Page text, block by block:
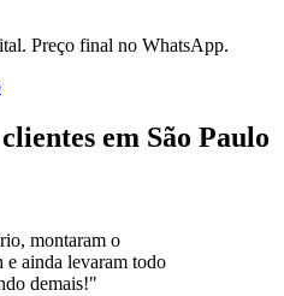
. Preço final no WhatsApp.
em São Paulo
montaram o
e ainda levaram todo
demais!"